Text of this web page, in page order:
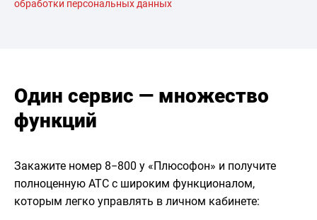
обработки персональных данных
Один сервис — множество
функций
Закажите номер 8−800 у «Плюсофон» и получите
полноценную АТС с широким функционалом,
которым легко управлять в личном кабинете: